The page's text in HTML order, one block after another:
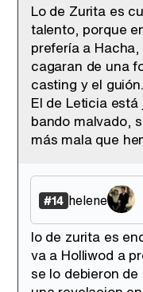
Lo de Zurita es
talento, porque
prefería a
cagaran de una
casting y el guión.
El de Leticia
bando malvado,
más mala que
#14 helene
lo de zurita es
va a Holliwod a
se lo debieron